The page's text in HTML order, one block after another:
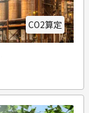
CO2算定